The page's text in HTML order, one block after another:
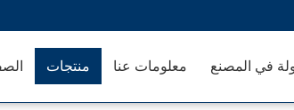
منتجات معلومات عنا في المصنع